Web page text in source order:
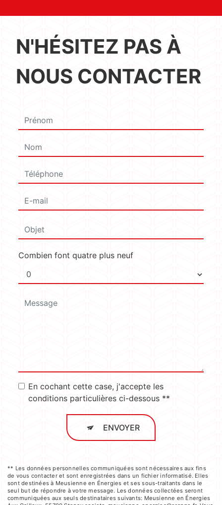
N'HÉSITEZ PAS À
NOUS CONTACTER
Combien font quatre plus neuf
En cochant cette case, j'accepte les
conditions particulières ci-dessous **
ENVOYER
** Les données personnelles communiquées sont nécessaires aux fins
de vous contacter et sont enregistrées dans un fichier informatisé. Elles
sont destinées à Meusienne en Énergies et ses sous-traitants dans le
seul but de répondre à votre message. Les données collectées seront
communiquées aux seuls destinataires suivants: Meusienne en Énergies